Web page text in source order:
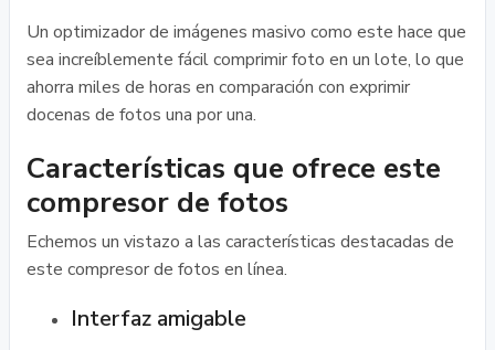
Un optimizador de imágenes masivo como este hace que
sea increíblemente fácil comprimir foto en un lote, lo que
ahorra miles de horas en comparación con exprimir
docenas de fotos una por una.
Características que ofrece este
compresor de fotos
Echemos un vistazo a las características destacadas de
este compresor de fotos en línea.
Interfaz amigable